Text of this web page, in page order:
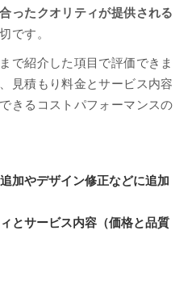
ったクオリティが提供される
です。
で紹介した項目で評価できま
見積もり料金とサービス内容
きるコストパフォーマンスの
加やデザイン修正などに追加
とサービス内容（価格と品質